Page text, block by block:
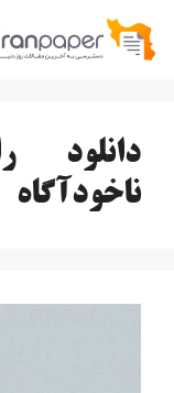
پرش
دانلود
ناخودآگاه